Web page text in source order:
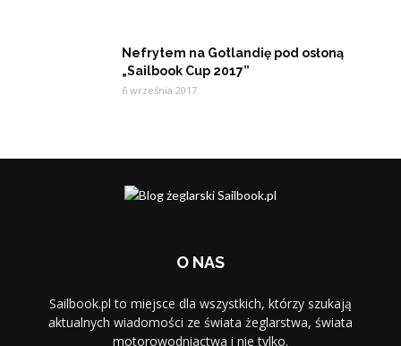
Nefrytem na Gotlandię pod osłoną
„Sailbook Cup 2017”
6 września 2017
O NAS
Sailbook.pl to miejsce dla wszystkich, którzy szukają
aktualnych wiadomości ze świata żeglarstwa, świata
motorowodniactwa i nie tylko.